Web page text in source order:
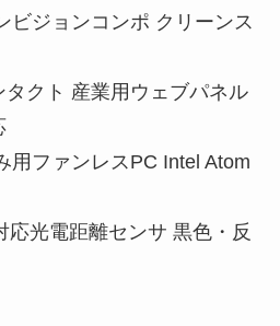
ビジョンコンポ クリーンス
タクト 産業用ウェブパネル
用ファンレスPC Intel Atom
応光電距離センサ 黒色・反